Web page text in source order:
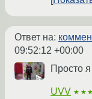
Ответ на:
09:52:12 +00:00
Просто
UVV